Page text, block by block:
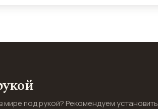
под рукой? Рекомендуем установить